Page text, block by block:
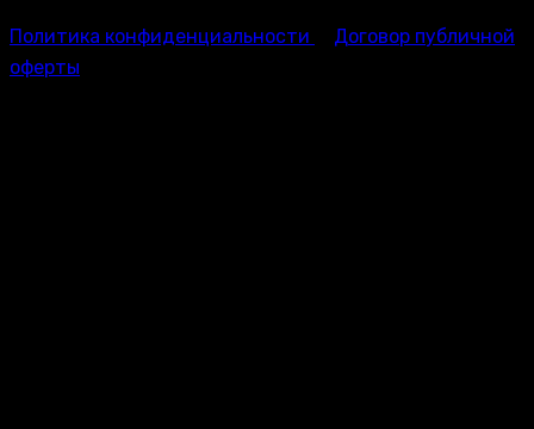
Политика конфиденциальности
Договор публичной
оферты